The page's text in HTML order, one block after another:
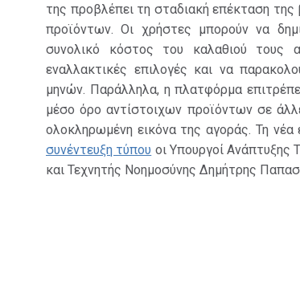
της προβλέπει τη σταδιακή επέκταση
προϊόντων. Οι χρήστες μπορούν να
συνολικό κόστος του καλαθιού τους
εναλλακτικές επιλογές και να
μηνών. Παράλληλα, η πλατφόρμα
μέσο όρο αντίστοιχων προϊόντων σε
ολοκληρωμένη εικόνα της αγοράς. Τη νέα
συνέντευξη τύπου οι Υπουργοί Ανάπτυξης
και Τεχνητής Νοημοσύνης Δημήτρης